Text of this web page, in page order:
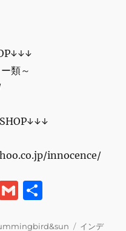
類～
innocence/
G
タ
インデ